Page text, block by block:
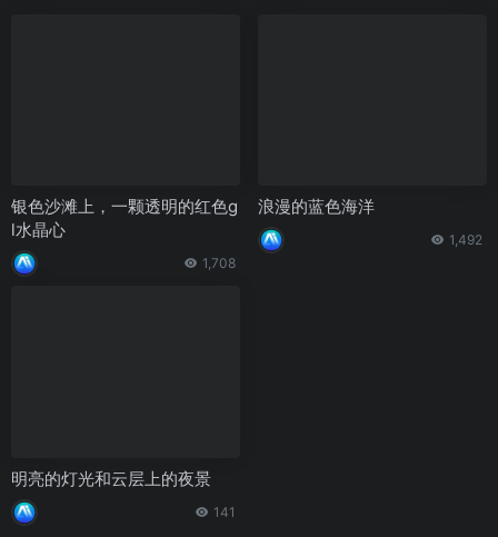
银色沙滩上，一颗透明的红色g
l水晶心
1,708
浪漫的蓝色海洋
1,492
明亮的灯光和云层上的夜景
141